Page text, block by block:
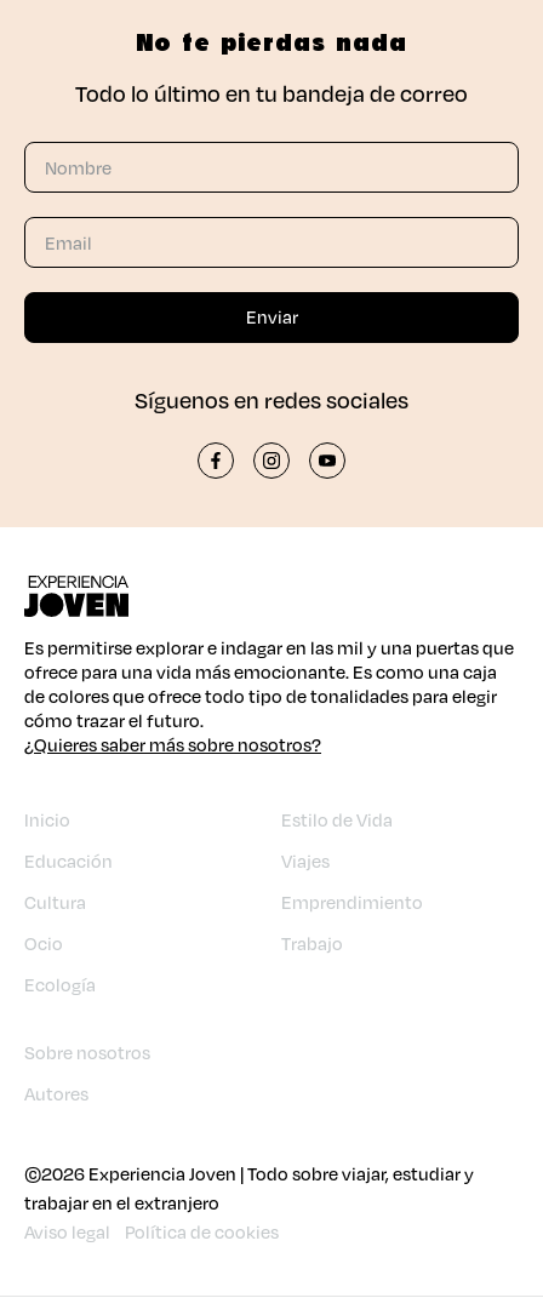
No te pierdas nada
Todo lo último en tu bandeja de correo
Síguenos en redes sociales
Es permitirse explorar e indagar en las mil y una puertas que
ofrece para una vida más emocionante. Es como una caja
de colores que ofrece todo tipo de tonalidades para elegir
cómo trazar el futuro.
¿Quieres saber más sobre nosotros?
Inicio
Educación
Cultura
Ocio
Ecología
Estilo de Vida
Viajes
Emprendimiento
Trabajo
Sobre nosotros
Autores
©2026 Experiencia Joven | Todo sobre viajar, estudiar y
trabajar en el extranjero
Aviso legal
Política de cookies